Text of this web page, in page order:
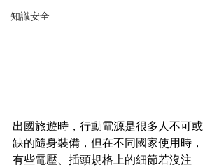
知識安全
出國旅遊時，行動電源是很多人不可或
缺的隨身裝備，但在不同國家使用時，
有些電壓、插頭規格上的細節若沒注